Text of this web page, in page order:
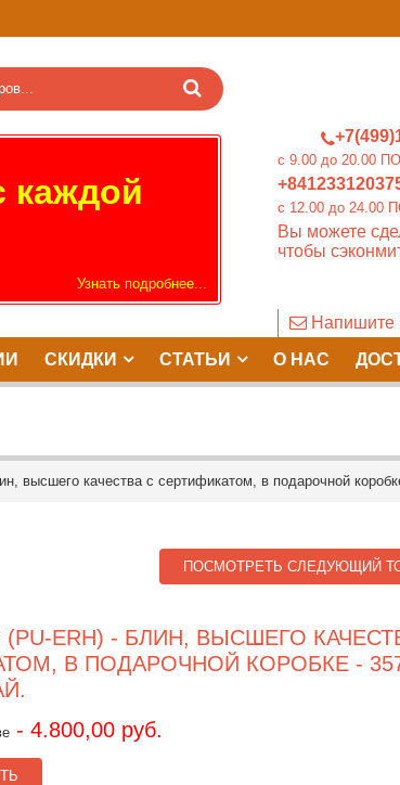
c 9.00 до 20.00
c 12.00 до
Вы можете
чтобы
Напишите
каждой
Узнать подробнее...
СКИДКИ СТАТЬИ О НАС
высшего качества с сертификатом, в подарочной
ПОСМОТРЕТЬ СЛЕДУЮЩИЙ
(PU-ERH) - БЛИН, ВЫСШЕГО
В ПОДАРОЧНОЙ КОРОБКЕ -
- 4.800,00 руб.